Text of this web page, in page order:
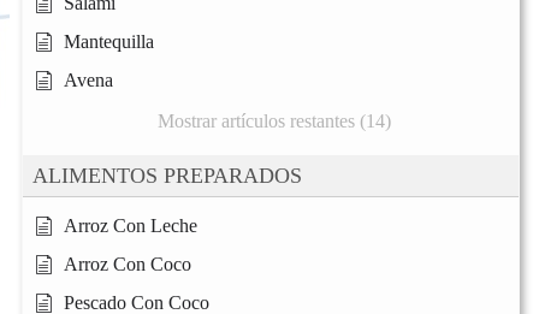
Mantequilla
Avena
Mostrar artículos restantes (14)
ALIMENTOS PREPARADOS
Arroz Con Leche
Arroz Con Coco
Pescado Con Coco